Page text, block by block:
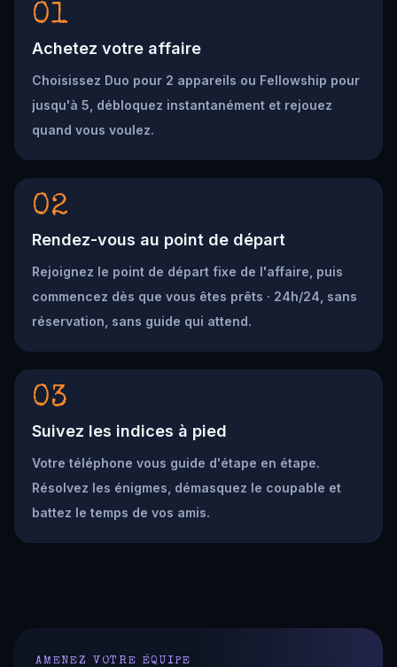
01
Achetez votre affaire
Choisissez Duo pour 2 appareils ou Fellowship pour
jusqu'à 5, débloquez instantanément et rejouez
quand vous voulez.
02
Rendez-vous au point de départ
Rejoignez le point de départ fixe de l'affaire, puis
commencez dès que vous êtes prêts · 24h/24, sans
réservation, sans guide qui attend.
03
Suivez les indices à pied
Votre téléphone vous guide d'étape en étape.
Résolvez les énigmes, démasquez le coupable et
battez le temps de vos amis.
AMENEZ VOTRE ÉQUIPE